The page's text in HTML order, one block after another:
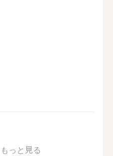
もっと見る